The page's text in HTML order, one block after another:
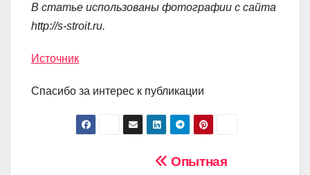
В статье использованы фотографии с сайта
http://s-stroit.ru.
Источник
Спасибо за интерес к публикации
Опытная